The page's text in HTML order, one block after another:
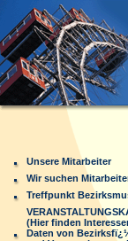
Unsere Mitarbeiter
Wir suchen
Treffpunkt
(Hier finden
Daten von